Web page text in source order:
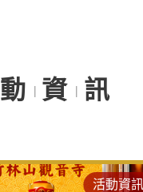
動 資 訊
活動資訊